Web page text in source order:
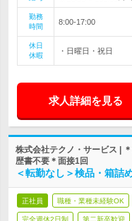
勤務
時間
8:00-17:00
休日
休暇
・日曜日・祝日
求人詳細を見る
株式会社テクノ・サービス |
歴書不要＊面接1回
＜転勤なし＞検品・箱詰
正社員 職種・業種未経験OK
完全週休2日制 第二新卒歓迎